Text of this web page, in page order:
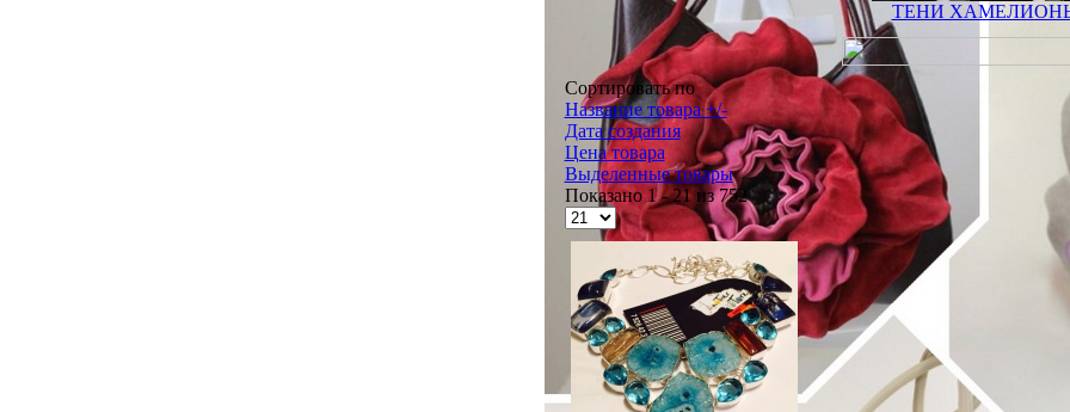
ТЕНИ
Сортировать по
Название товара +/-
Дата создания
Цена товара
Выделенные товары
Показано 1 - 21 из 752
Назад
1
2
3